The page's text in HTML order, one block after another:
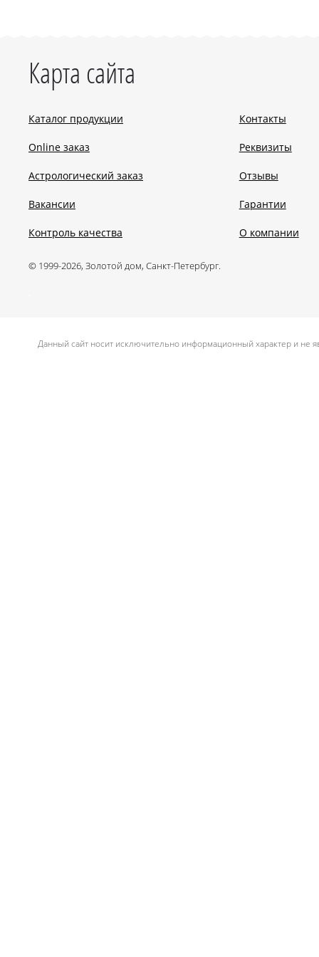
Карта сайта
Каталог продукции
Online заказ
Астрологический заказ
Вакансии
Контроль качества
Контакты
Реквизиты
Отзывы
Гарантии
О компании
© 1999-2026, Золотой дом, Санкт-Петербург.
Данный сайт носит исключительно информационный характер и не